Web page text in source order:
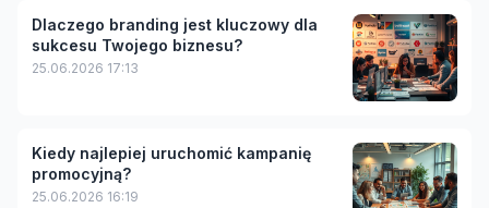
Dlaczego branding jest kluczowy dla
sukcesu Twojego biznesu?
25.06.2026 17:13
Kiedy najlepiej uruchomić kampanię
promocyjną?
25.06.2026 16:19